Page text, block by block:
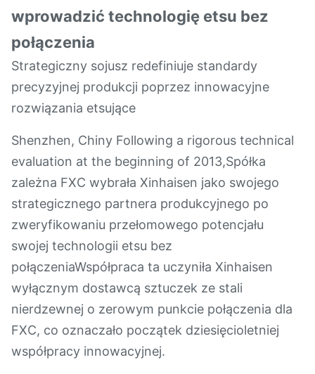
wprowadzić technologię etsu bez
połączenia
Strategiczny sojusz redefiniuje standardy
precyzyjnej produkcji poprzez innowacyjne
rozwiązania etsujące
Shenzhen, Chiny Following a rigorous technical
evaluation at the beginning of 2013,Spółka
zależna FXC wybrała Xinhaisen jako swojego
strategicznego partnera produkcyjnego po
zweryfikowaniu przełomowego potencjału
swojej technologii etsu bez
połączeniaWspółpraca ta uczyniła Xinhaisen
wyłącznym dostawcą sztuczek ze stali
nierdzewnej o zerowym punkcie połączenia dla
FXC, co oznaczało początek dziesięcioletniej
współpracy innowacyjnej.